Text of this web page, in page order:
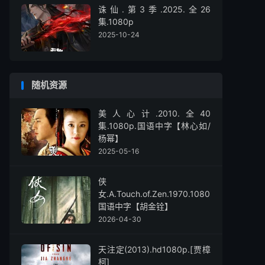
诛仙.第3季.2025.全26
集.1080p
2025-10-24
随机资源
美人心计.2010.全40
集.1080p.国语中字【林心如/
杨幂】
2025-05-16
侠
女.A.Touch.of.Zen.1970.1080p.
国语中字【胡金铨】
2026-04-30
天注定(2013).hd1080p.[贾樟
柯]